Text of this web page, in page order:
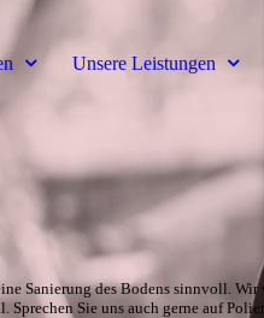
Unsere Leistungen
Sanierung des Bodens sinnvoll. Wir
Sie uns auch gerne auf